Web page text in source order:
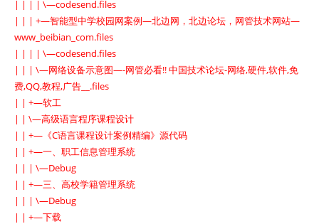
| | | | \—codesend.files
| | | +—智能型中学校园网案例—北边网，北边论坛，网管技术网站—
www_beibian_com.files
| | | | \—codesend.files
| | | \—网络设备示意图—-网管必看!! 中国技术论坛-网络,硬件,软件,免
费,QQ,教程,广告__.files
| | +—软工
| | \—高级语言程序课程设计
| | +—《C语言课程设计案例精编》源代码
| | +—一、职工信息管理系统
| | | \—Debug
| | +—三、高校学籍管理系统
| | | \—Debug
| | +—下载